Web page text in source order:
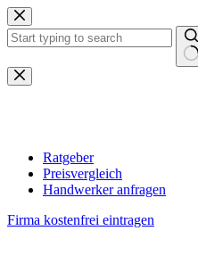
Zum
Inhalt
springen
Keine
Ergebnisse
Ratgeber
Preisvergleich
Handwerker anfragen
Firma kostenfrei eintragen